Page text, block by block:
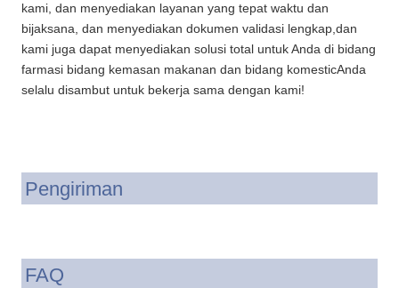
kami, dan menyediakan layanan yang tepat waktu dan
bijaksana, dan menyediakan dokumen validasi lengkap,dan
kami juga dapat menyediakan solusi total untuk Anda di bidang
farmasi bidang kemasan makanan dan bidang komesticAnda
selalu disambut untuk bekerja sama dengan kami!
Pengiriman
FAQ